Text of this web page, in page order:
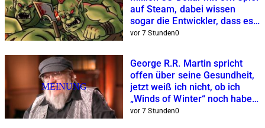
auf Steam, dabei wissen
sogar die Entwickler, dass es
verdammt hässlich ist
vor 7 Stunden0
MEINUNG
George R.R. Martin spricht
offen über seine Gesundheit,
jetzt weiß ich nicht, ob ich
„Winds of Winter“ noch haben
will
vor 7 Stunden0